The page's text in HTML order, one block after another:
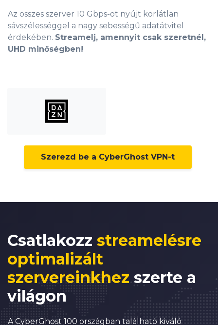
Az összes szerver 10 Gbps-ot nyújt korlátlan
sávszélességgel a nagy sebességű adatátvitel
érdekében. Streamelj, amennyit csak szeretnél,
UHD minőségben!
Szerezd be a CyberGhost VPN-t
Csatlakozz streamelésre
optimalizált
szervereinkhez szerte a
világon
A CyberGhost 100 országban található kiváló
0
1
2
0
1
4
5
7
8
0
2
3
4
5
6
1
2
4
6
8
9